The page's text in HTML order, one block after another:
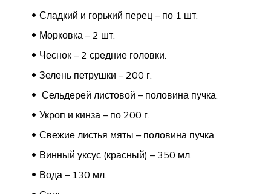
Сладкий и горький перец – по 1 шт.
Морковка – 2 шт.
Чеснок – 2 средние головки.
Зелень петрушки – 200 г.
Сельдерей листовой – половина пучка.
Укроп и кинза – по 200 г.
Свежие листья мяты – половина пучка.
Винный уксус (красный) – 350 мл.
Вода – 130 мл.